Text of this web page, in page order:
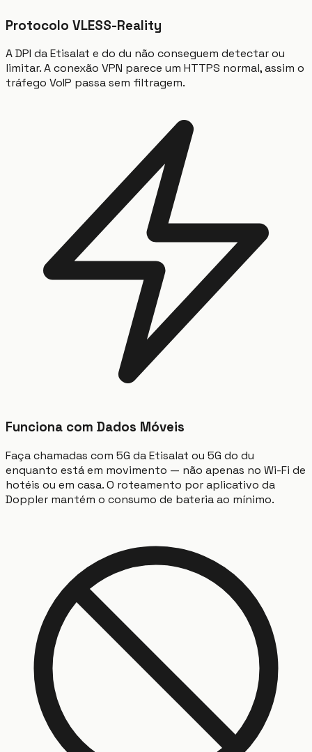
Protocolo VLESS-Reality
A DPI da Etisalat e do du não conseguem detectar ou
limitar. A conexão VPN parece um HTTPS normal, assim o
tráfego VoIP passa sem filtragem.
Funciona com Dados Móveis
Faça chamadas com 5G da Etisalat ou 5G do du
enquanto está em movimento — não apenas no Wi-Fi de
hotéis ou em casa. O roteamento por aplicativo da
Doppler mantém o consumo de bateria ao mínimo.